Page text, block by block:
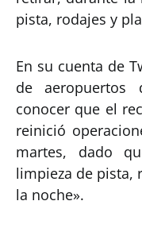
pista, rodajes y
En su cuenta de
de
conocer que el
reinició
martes, dado
limpieza de pista,
la noche».